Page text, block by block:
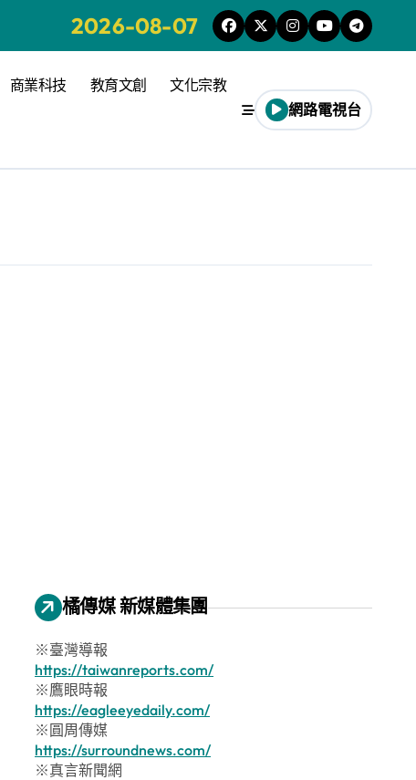
2026-08-07
商業科技 教育文創 文化宗教
網路電視台
橘傳媒 新媒體集團
※臺灣導報
https://taiwanreports.com/
※鷹眼時報
https://eagleeyedaily.com/
※圓周傳媒
https://surroundnews.com/
※真言新聞網